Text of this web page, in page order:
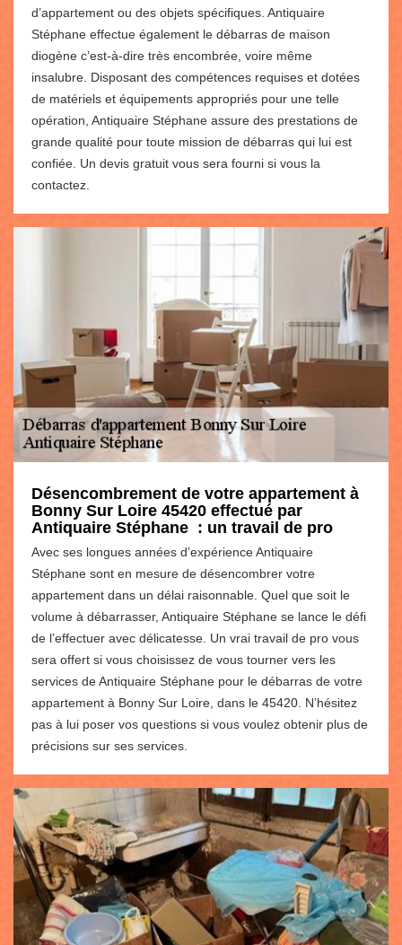
d’appartement ou des objets spécifiques. Antiquaire
Stéphane effectue également le débarras de maison
diogène c’est-à-dire très encombrée, voire même
insalubre. Disposant des compétences requises et dotées
de matériels et équipements appropriés pour une telle
opération, Antiquaire Stéphane assure des prestations de
grande qualité pour toute mission de débarras qui lui est
confiée. Un devis gratuit vous sera fourni si vous la
contactez.
Désencombrement de votre appartement à
Bonny Sur Loire 45420 effectué par
Antiquaire Stéphane : un travail de pro
Avec ses longues années d’expérience Antiquaire
Stéphane sont en mesure de désencombrer votre
appartement dans un délai raisonnable. Quel que soit le
volume à débarrasser, Antiquaire Stéphane se lance le défi
de l’effectuer avec délicatesse. Un vrai travail de pro vous
sera offert si vous choisissez de vous tourner vers les
services de Antiquaire Stéphane pour le débarras de votre
appartement à Bonny Sur Loire, dans le 45420. N’hésitez
pas à lui poser vos questions si vous voulez obtenir plus de
précisions sur ses services.